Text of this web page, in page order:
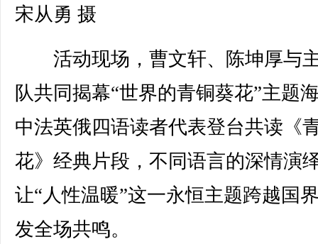
宋从勇 摄
活动现场，曹文轩、陈坤厚与
队共同揭幕“世界的青铜葵花”主题
中法英俄四语读者代表登台共读《
花》经典片段，不同语言的深情演
让“人性温暖”这一永恒主题跨越国
发全场共鸣。